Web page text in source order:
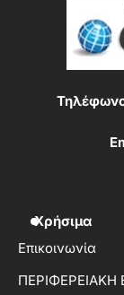
Χρήσιμα
Επικοινωνία
ΠΕΡΙΦΕΡΕΙΑΚΗ